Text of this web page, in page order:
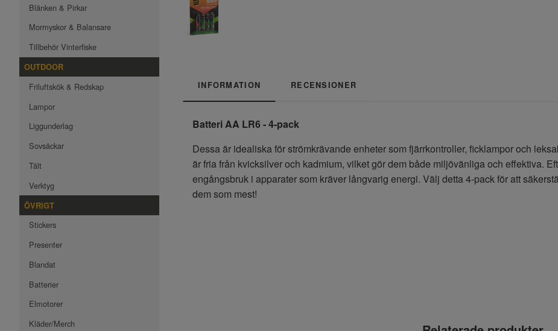
Blänken & Pirkar
Mormyskor & Balansare
Tillbehör Vinterfiske
OUTDOOR
Friluftskök & Redskap
Lampor
Liggunderlag
Sovsäckar
Tält
Verktyg
ÖVRIGT
Stickers
Presenter
Blandat
Batterier
Elmotorer
Kläder/Merch
INFORMATION RECENSIONER
Batteri AA LR6 - 4-pack
Dessa är idealiska för strömkrävande enheter som fjärrkontroller, ficklampor och
är fria från kvicksilver och kadmium, vilket gör dem både miljövänliga och effektiva.
engångsbruk i apparater som kräver långvarig energi. Välj detta 4-pack för att
dem som mest!